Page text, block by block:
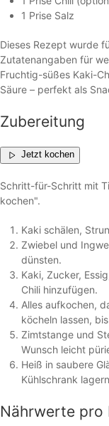
1 Prise Salz
Dieses Rezept wurde
Zutatenangaben für
Fruchtig-süßes Kaki-
Säure – perfekt als
Zubereitung
Jetzt kochen
Schritt-für-Schritt mit
kochen".
Kaki schälen,
Zwiebel und
dünsten.
Kaki, Zucker,
Chili hinzufügen.
Alles aufkochen,
köcheln lassen,
Zimtstange und
Wunsch leicht
Heiß in saubere
Kühlschrank
Nährwerte pro